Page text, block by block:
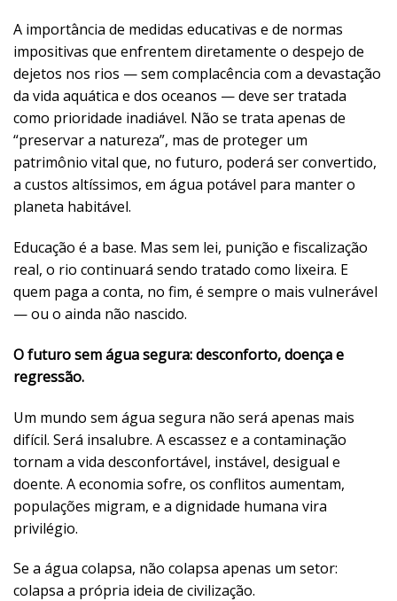
A importância de medidas educativas e de normas
impositivas que enfrentem diretamente o despejo de
dejetos nos rios — sem complacência com a devastação
da vida aquática e dos oceanos — deve ser tratada
como prioridade inadiável. Não se trata apenas de
“preservar a natureza”, mas de proteger um
patrimônio vital que, no futuro, poderá ser convertido,
a custos altíssimos, em água potável para manter o
planeta habitável.
Educação é a base. Mas sem lei, punição e fiscalização
real, o rio continuará sendo tratado como lixeira. E
quem paga a conta, no fim, é sempre o mais vulnerável
— ou o ainda não nascido.
O futuro sem água segura: desconforto, doença e
regressão.
Um mundo sem água segura não será apenas mais
difícil. Será insalubre. A escassez e a contaminação
tornam a vida desconfortável, instável, desigual e
doente. A economia sofre, os conflitos aumentam,
populações migram, e a dignidade humana vira
privilégio.
Se a água colapsa, não colapsa apenas um setor:
colapsa a própria ideia de civilização.